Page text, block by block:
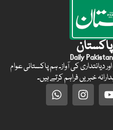
پاکستان
Daily
سے سچائی اور دیانتداری کی آواز۔ ہم پاکستانی عوام
خبریں فراہم کرتے ہیں۔